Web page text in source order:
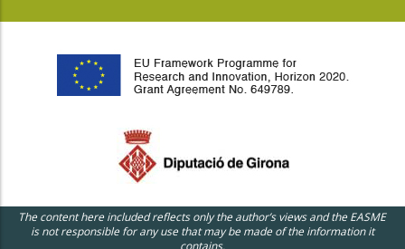
The content here included reflects only the author’s views and the EASME
is not responsible for any use that may be made of the information it
contains.